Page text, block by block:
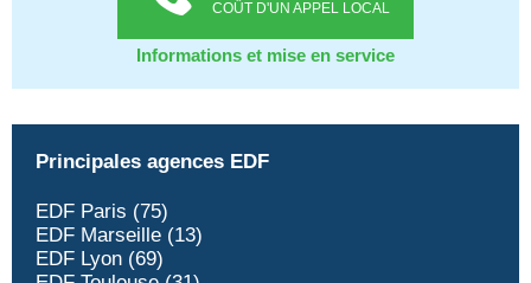
COÛT D'UN APPEL LOCAL
Informations et mise en service
Principales agences EDF
EDF Paris (75)
EDF Marseille (13)
EDF Lyon (69)